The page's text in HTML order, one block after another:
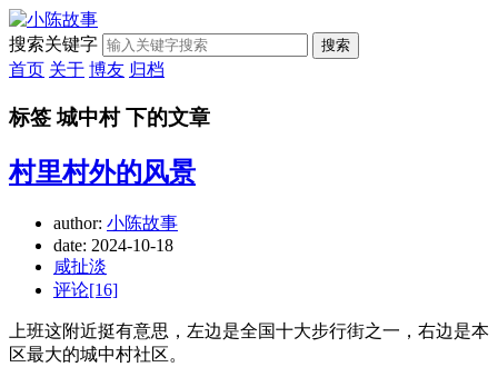
搜索关键字 搜索
首页 关于 博友 归档
标签 城中村 下的文章
村里村外的风景
author: 小陈故事
date: 2024-10-18
咸扯淡
评论[16]
上班这附近挺有意思，左边是全国十大步行街之一，右边是本
区最大的城中村社区。